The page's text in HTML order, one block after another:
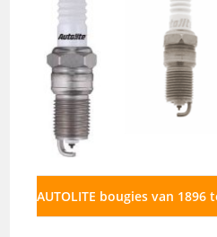
AUTOLITE bougies van 1896